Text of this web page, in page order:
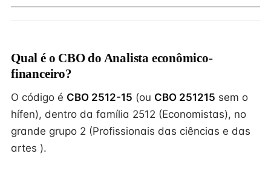
Qual é o CBO do Analista econômico-
financeiro?
O código é CBO 2512-15 (ou CBO 251215 sem o
hífen), dentro da família 2512 (Economistas), no
grande grupo 2 (Profissionais das ciências e das
artes ).